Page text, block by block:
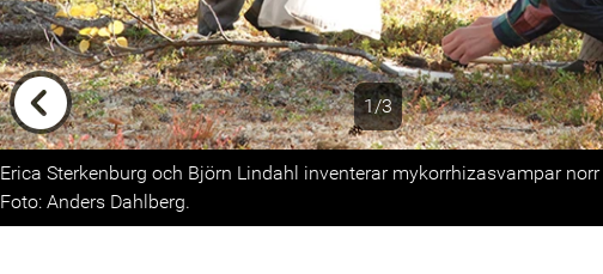
1/3
Previous
Erica Sterkenburg och Björn Lindahl inventerar mykorrhizasvampar
Foto: Anders Dahlberg.